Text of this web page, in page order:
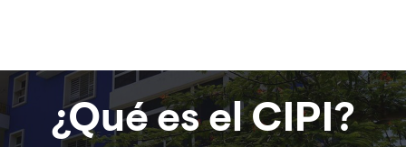
¿Qué es el CIPI?